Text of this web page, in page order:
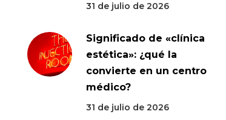
31 de julio de 2026
Significado de «clínica
estética»: ¿qué la
convierte en un centro
médico?
31 de julio de 2026